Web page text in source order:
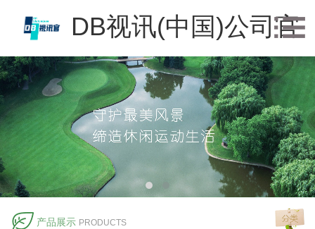
DB视讯(中国)公司官
方网站
产品展示 PRODUCTS